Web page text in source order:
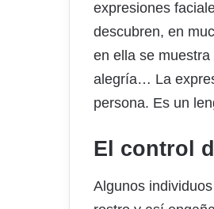
expresiones
descubren, en
en ella se
alegría… La
persona. Es un
El control
Algunos